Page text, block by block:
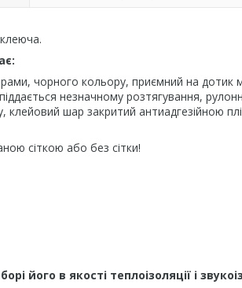
чорного кольору, приємний на дотик
незначному розтягування,
клейовий шар закритий антиадгезійною
сіткою або без сітки!
його в якості теплоізоляції і